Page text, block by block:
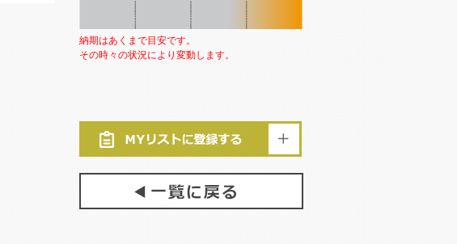
納期はあくまで目安です。
その時々の状況により変動します。